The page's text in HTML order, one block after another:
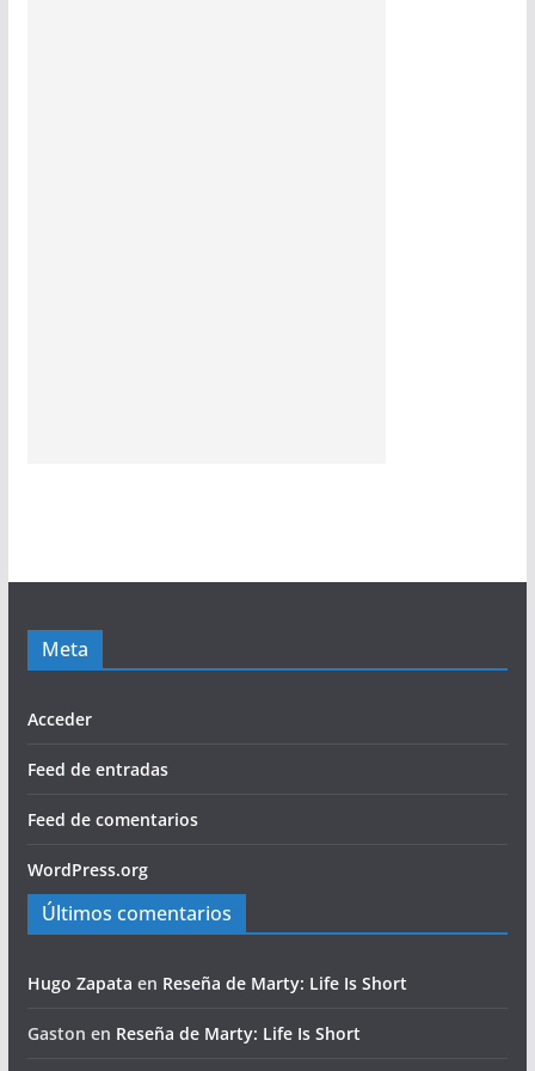
Meta
Acceder
Feed de entradas
Feed de comentarios
WordPress.org
Últimos comentarios
Hugo Zapata en Reseña de Marty: Life Is Short
Gaston en Reseña de Marty: Life Is Short